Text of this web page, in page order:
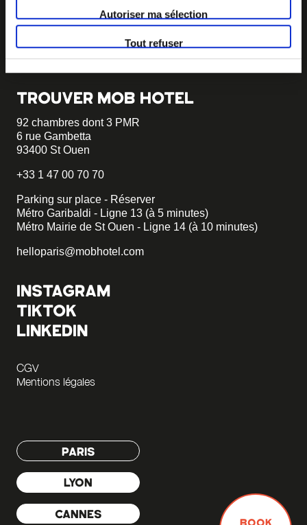
Autoriser ma sélection
Tout refuser
Vous souhaitez créer votre MOB HOTEL et prendre part
à notre mouvement,écrivez-nous et racontez nous votre
becomemob@mobhotel.com
TROUVER MOB HOTEL
92 chambres dont 3 PMR
6 rue Gambetta
93400 St Ouen
+33 1 47 00 70 70
Parking sur place - Réserver
Métro Garibaldi - Ligne 13 (à 5 minutes)
Métro Mairie de St Ouen - Ligne 14 (à 10 minutes)
helloparis@mobhotel.com
INSTAGRAM
TIKTOK
LINKEDIN
CGV
Mentions légales
PARIS
LYON
CANNES